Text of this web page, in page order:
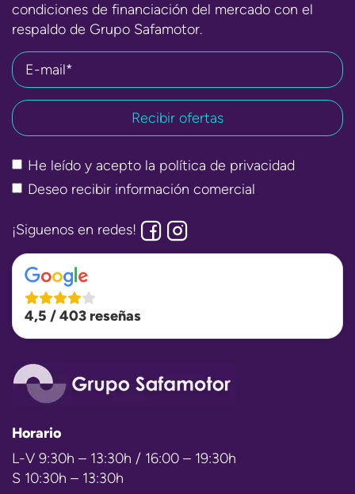
condiciones de financiación del mercado con el
respaldo de Grupo Safamotor.
E-mail*
He leído y acepto la política de privacidad
Deseo recibir información comercial
¡Siguenos en redes!
4,5 / 403 reseñas
Horario
L-V 9:30h – 13:30h / 16:00 – 19:30h
S 10:30h – 13:30h